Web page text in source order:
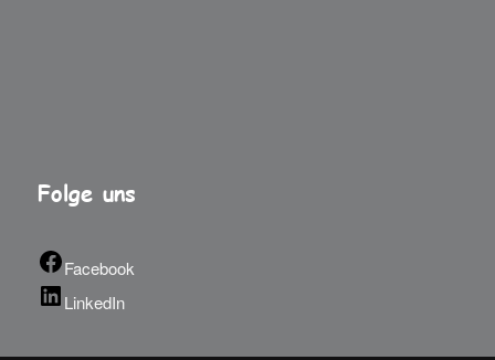
Folge uns
Facebook
LinkedIn